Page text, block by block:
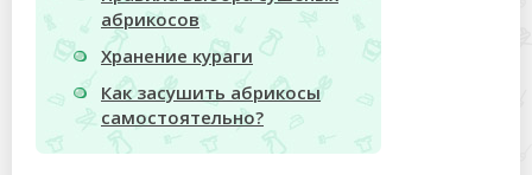
абрикосов
Хранение кураги
Как засушить абрикосы
самостоятельно?